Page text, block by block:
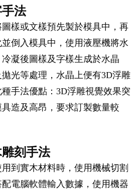
法
樣或文樣預先製於模具中，再
倒入模具中，使用液壓機將水
凝後圖樣及字樣生成於水晶
光等處理，水晶上便有3D浮雕
手法優點：3D浮雕視覺效果突
造及高昂，要求訂製數量較
刻手法
到實木材料時，使用機械切割
電腦軟體輸入數據，使用機器